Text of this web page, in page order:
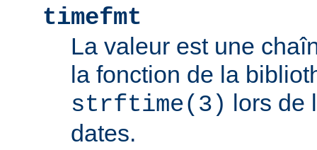
timefmt
La valeur est une
la fonction de la
strftime(3) lors de
dates.